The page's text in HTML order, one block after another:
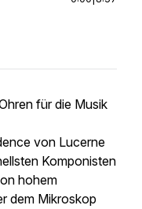
für die Musik
von Lucerne
Komponisten
hohem
dem Mikroskop